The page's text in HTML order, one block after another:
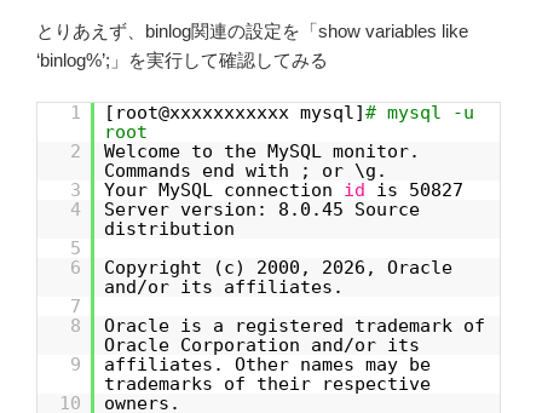
とりあえず、binlog関連の設定を「show variables like
‘binlog%’;」を実行して確認してみる
1 [root@xxxxxxxxxxx mysql] # mysql -u
root
2
Welcome to the MySQL monitor.
Commands end with ; or \g.
3
Your MySQL connection id
is 50827
4
Server version: 8.0.45 Source
distribution
5
6
Copyright (c) 2000, 2026, Oracle
and/or its affiliates.
7
8
Oracle is a registered trademark of
Oracle Corporation and/or its
9
affiliates. Other names may be
trademarks of their respective
10
owners.